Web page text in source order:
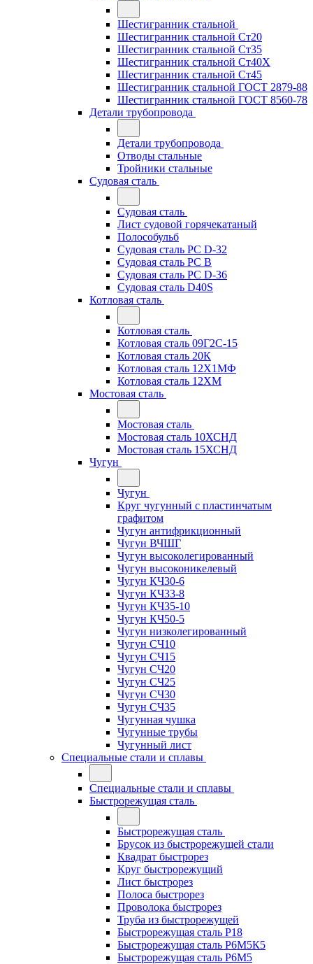
Шестигранник стальной
Шестигранник стальной Ст20
Шестигранник стальной Ст35
Шестигранник стальной Ст40Х
Шестигранник стальной Ст45
Шестигранник стальной ГОСТ 2879-88
Шестигранник стальной ГОСТ 8560-78
Детали трубопровода
Детали трубопровода
Отводы стальные
Тройники стальные
Судовая сталь
Судовая сталь
Лист судовой горячекатаный
Полособульб
Судовая сталь РС D-32
Судовая сталь РС В
Судовая сталь РС D-36
Судовая сталь D40S
Котловая сталь
Котловая сталь
Котловая сталь 09Г2С-15
Котловая сталь 20К
Котловая сталь 12Х1МФ
Котловая сталь 12ХМ
Мостовая сталь
Мостовая сталь
Мостовая сталь 10ХСНД
Мостовая сталь 15ХСНД
Чугун
Чугун
Круг чугунный с пластинчатым
графитом
Чугун антифрикционный
Чугун ВЧШГ
Чугун высоколегированный
Чугун высоконикелевый
Чугун КЧ30-6
Чугун КЧ33-8
Чугун КЧ35-10
Чугун КЧ50-5
Чугун низколегированный
Чугун СЧ10
Чугун СЧ15
Чугун СЧ20
Чугун СЧ25
Чугун СЧ30
Чугун СЧ35
Чугунная чушка
Чугунные трубы
Чугунный лист
Специальные стали и сплавы
Специальные стали и сплавы
Быстрорежущая сталь
Быстрорежущая сталь
Брусок из быстрорежущей стали
Квадрат быстрорез
Круг быстрорежущий
Лист быстрорез
Полоса быстрорез
Проволока быстрорез
Труба из быстрорежущей
Быстрорежущая сталь Р18
Быстрорежущая сталь Р6М5К5
Быстрорежущая сталь Р6М5